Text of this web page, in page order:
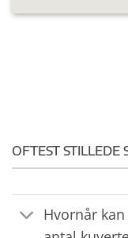
OFTEST STILLEDE
Hvornår